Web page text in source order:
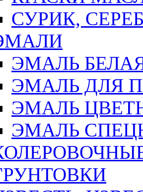
СУРИК,
ЭМАЛЬ
ЭМАЛЬ ДЛЯ
ЭМАЛЬ
ЭМАЛЬ